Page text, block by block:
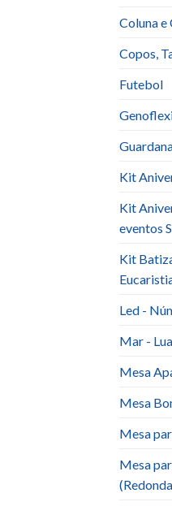
Coluna e
Copos,
Futebol
Kit
Kit
eventos
Kit
Led -
Mar -
Mesa
Mesa
Mesa
Mesa
wishlist